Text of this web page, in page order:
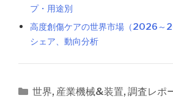
プ・用途別
高度創傷ケアの世界市場（2026～
シェア、動向分析
カ
世界, 産業機械&装置, 調査レポ